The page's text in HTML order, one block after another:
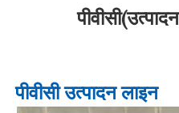
पीवीसी उत्पादन लाइन